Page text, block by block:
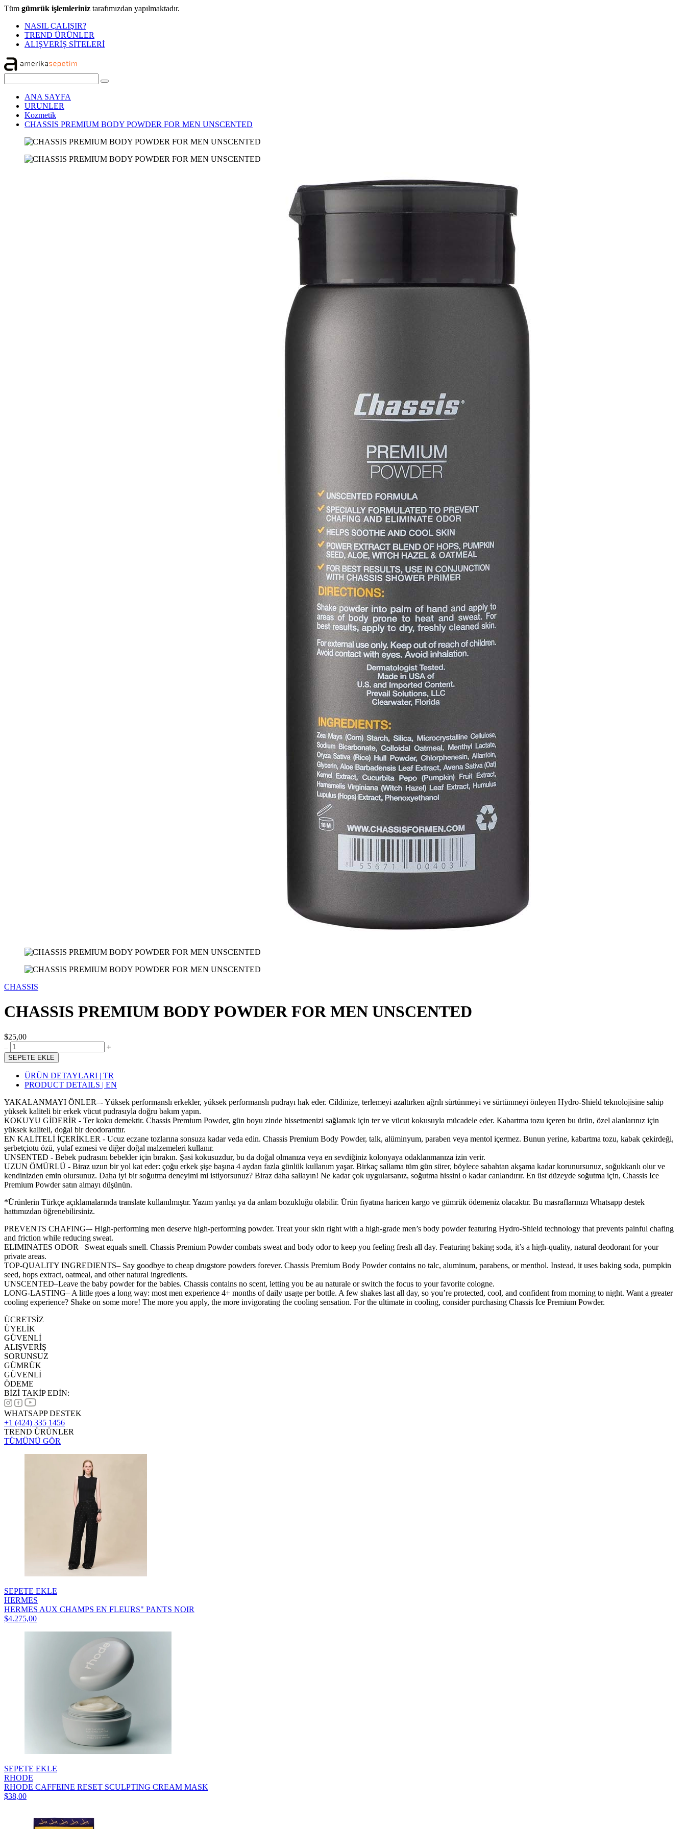
Tüm gümrük işlemleriniz tarafımızdan yapılmaktadır.
NASIL ÇALIŞIR?
TREND ÜRÜNLER
ALIŞVERİŞ SİTELERİ
ANA SAYFA
URUNLER
Kozmetik
CHASSIS PREMIUM BODY POWDER FOR MEN UNSCENTED
CHASSIS
CHASSIS PREMIUM BODY POWDER FOR MEN UNSCENTED
$25,00
SEPETE EKLE
ÜRÜN DETAYLARI | TR
PRODUCT DETAILS | EN
YAKALANMAYI ÖNLER–- Yüksek performanslı erkekler, yüksek performanslı pudrayı hak eder. Cildinize, terlemeyi azaltırken ağrılı sürtünmeyi ve sürtünmeyi önleyen Hydro-Shield teknolojisine sahip
yüksek kaliteli bir erkek vücut pudrasıyla doğru bakım yapın.
KOKUYU GİDERİR - Ter koku demektir. Chassis Premium Powder, gün boyu zinde hissetmenizi sağlamak için ter ve vücut kokusuyla mücadele eder. Kabartma tozu içeren bu ürün, özel alanlarınız için
yüksek kaliteli, doğal bir deodoranttır.
EN KALİTELİ İÇERİKLER - Ucuz eczane tozlarına sonsuza kadar veda edin. Chassis Premium Body Powder, talk, alüminyum, paraben veya mentol içermez. Bunun yerine, kabartma tozu, kabak çekirdeği,
şerbetçiotu özü, yulaf ezmesi ve diğer doğal malzemeleri kullanır.
UNSENTED - Bebek pudrasını bebekler için bırakın. Şasi kokusuzdur, bu da doğal olmanıza veya en sevdiğiniz kolonyaya odaklanmanıza izin verir.
UZUN ÖMÜRLÜ - Biraz uzun bir yol kat eder: çoğu erkek şişe başına 4 aydan fazla günlük kullanım yaşar. Birkaç sallama tüm gün sürer, böylece sabahtan akşama kadar korunursunuz, soğukkanlı olur ve
kendinizden emin olursunuz. Daha iyi bir soğutma deneyimi mi istiyorsunuz? Biraz daha sallayın! Ne kadar çok uygularsanız, soğutma hissini o kadar canlandırır. En üst düzeyde soğutma için, Chassis Ice
Premium Powder satın almayı düşünün.
*Ürünlerin Türkçe açıklamalarında translate kullanılmıştır. Yazım yanlışı ya da anlam bozukluğu olabilir. Ürün fiyatına haricen kargo ve gümrük ödemeniz olacaktır. Bu masraflarınızı Whatsapp destek
hattımızdan öğrenebilirsiniz.
PREVENTS CHAFING–- High-performing men deserve high-performing powder. Treat your skin right with a high-grade men’s body powder featuring Hydro-Shield technology that prevents painful chafing
and friction while reducing sweat.
ELIMINATES ODOR– Sweat equals smell. Chassis Premium Powder combats sweat and body odor to keep you feeling fresh all day. Featuring baking soda, it’s a high-quality, natural deodorant for your
private areas.
TOP-QUALITY INGREDIENTS– Say goodbye to cheap drugstore powders forever. Chassis Premium Body Powder contains no talc, aluminum, parabens, or menthol. Instead, it uses baking soda, pumpkin
seed, hops extract, oatmeal, and other natural ingredients.
UNSCENTED–Leave the baby powder for the babies. Chassis contains no scent, letting you be au naturale or switch the focus to your favorite cologne.
LONG-LASTING– A little goes a long way: most men experience 4+ months of daily usage per bottle. A few shakes last all day, so you’re protected, cool, and confident from morning to night. Want a greater
cooling experience? Shake on some more! The more you apply, the more invigorating the cooling sensation. For the ultimate in cooling, consider purchasing Chassis Ice Premium Powder.
ÜCRETSİZ
ÜYELİK
GÜVENLİ
ALIŞVERİŞ
SORUNSUZ
GÜMRÜK
GÜVENLİ
ÖDEME
BİZİ TAKİP EDİN:
WHATSAPP DESTEK
+1 (424) 335 1456
TREND ÜRÜNLER
TÜMÜNÜ GÖR
SEPETE EKLE
HERMES
HERMES AUX CHAMPS EN FLEURS" PANTS NOIR
$4.275,00
SEPETE EKLE
RHODE
RHODE CAFFEINE RESET SCULPTING CREAM MASK
$38,00